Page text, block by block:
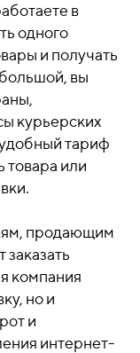
в
одного
и получать
вы
курьерских
тариф
товара или
продающим
заказать
компания
но и
и
интернет-